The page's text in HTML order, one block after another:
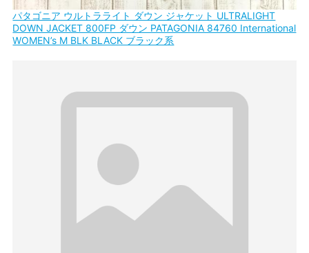
パタゴニア ウルトラライト ダウン ジャケット ULTRALIGHT
DOWN JACKET 800FP ダウン PATAGONIA 84760 International
WOMEN’s M BLK BLACK ブラック系